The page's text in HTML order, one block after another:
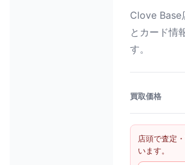
Clove Base
とカード情
す。
買取価格
店頭で査定
います。